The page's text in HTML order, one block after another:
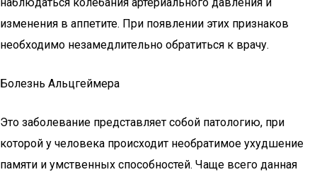
изменения в аппетите. При появлении этих признаков
необходимо незамедлительно обратиться к врачу.
Болезнь Альцгеймера
Это заболевание представляет собой патологию, при
которой у человека происходит необратимое ухудшение
памяти и умственных способностей. Чаще всего данная